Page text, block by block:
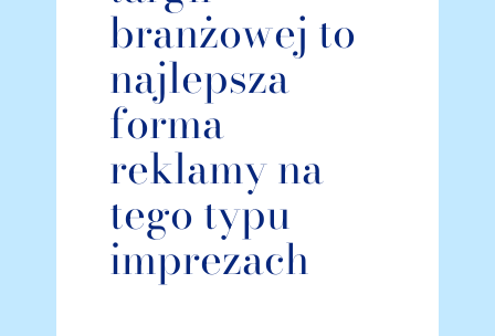
branżowej to
najlepsza
forma
reklamy na
tego typu
imprezach